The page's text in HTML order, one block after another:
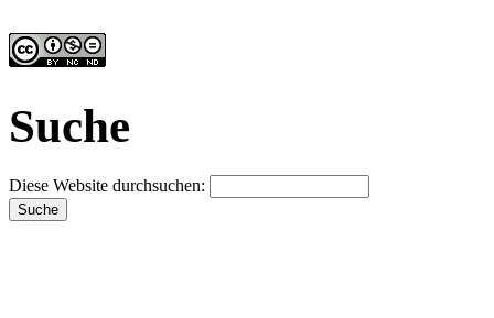
Suche
Diese Website durchsuchen: